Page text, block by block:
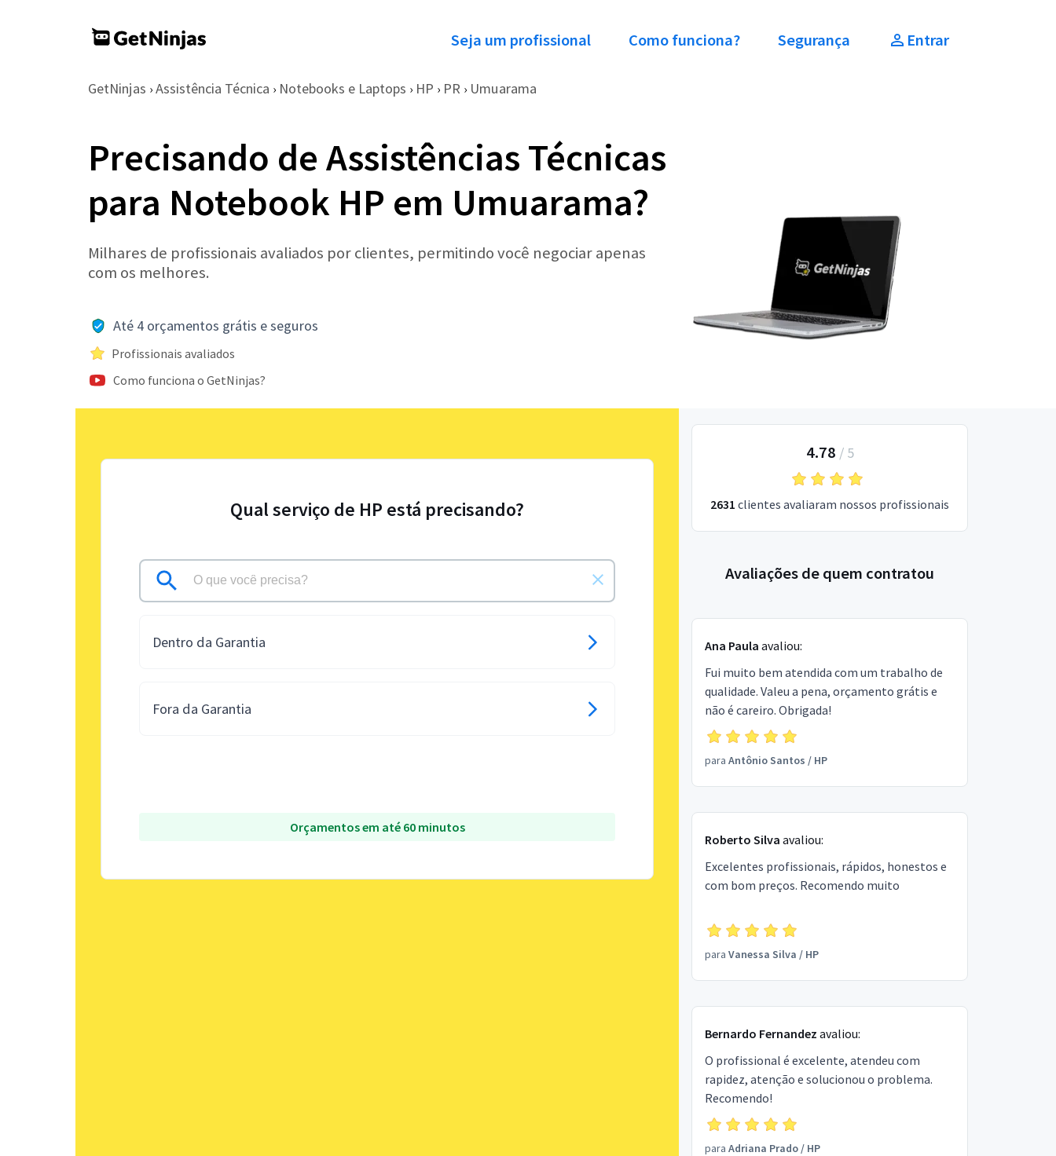
Seja um profissional Como funciona? Segurança Entrar
GetNinjas › Assistência Técnica › Notebooks e Laptops › HP › PR › Umuarama
Precisando de Assistências Técnicas
para Notebook HP em Umuarama?
Milhares de profissionais avaliados por clientes, permitindo você negociar apenas
com os melhores.
Até 4 orçamentos grátis e seguros
Profissionais avaliados
Como funciona o GetNinjas?
Qual serviço de HP está precisando?
Dentro da Garantia
Fora da Garantia
Orçamentos em até 60 minutos
4.78 / 5
2631 clientes avaliaram nossos profissionais
Avaliações de quem contratou
Ana Paula avaliou:
Fui muito bem atendida com um trabalho de
qualidade. Valeu a pena, orçamento grátis e
não é careiro. Obrigada!
para Antônio Santos / HP
Roberto Silva avaliou:
Excelentes profissionais, rápidos, honestos e
com bom preços. Recomendo muito
para Vanessa Silva / HP
Bernardo Fernandez avaliou:
O profissional é excelente, atendeu com
rapidez, atenção e solucionou o problema.
Recomendo!
para Adriana Prado/ HP